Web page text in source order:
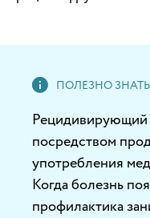
Рецидивирующий
посредством
употребления
Когда болезнь
профилактика